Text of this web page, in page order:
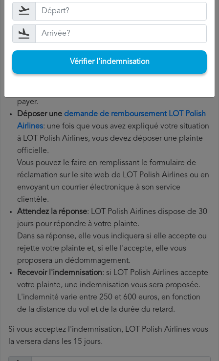
Rassemblez tous les documentsnécessaires: pour
déposer une demande de remboursement LOT Polish
Airlines, vous aurez besoin de votre numéro de vol, de
la date de départ, de l'aéroport d'origine et de
l'aéroport de destination. Il est également recommandé
de conserver tous les documents relatifs au vol, tels que
la carte d'embarquement, le billet et les reçus des frais
payer.
Déposer une demande de remboursement LOT Polish
Airlines: une fois que vous avez expliqué votre situation
à LOT Polish Airlines, vous devez déposer une plainte
officielle.
Vous pouvez le faire en remplissant le formulaire de
réclamation sur le site web de LOT Polish Airlines ou en
envoyant un courrier électronique à son service
clientèle.
Attendez la réponse: LOT Polish Airlines dispose de 30
jours pour répondre à votre plainte.
Dans sa réponse, elle vous indiquera si elle accepte ou
rejette votre plainte et, si elle l'accepte, elle vous
proposera un dédommagement.
Recevoir l'indemnisation: si LOT Polish Airlines accepte
votre plainte, une indemnisation vous sera proposée.
L'indemnité varie entre 250 et 600 euros, en fonction
de la distance du vol et de la durée du retard.
Si vous acceptez l'indemnisation, LOT Polish Airlines vous
la versera dans les 15 jours.
Vérifier l'indemnisation